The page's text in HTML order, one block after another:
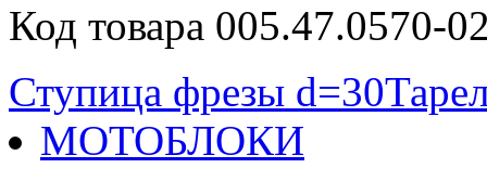
Код товара 005.47.0570-
Ступица фрезы d=30
МОТОБЛОКИ